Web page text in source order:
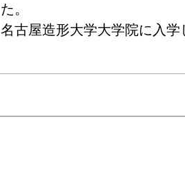
た。
名古屋造形大学大学院に入学